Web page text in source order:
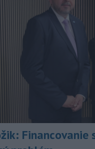
Financovanie